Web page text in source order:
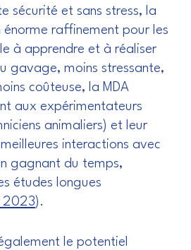
sécurité et sans stress, la
énorme raffinement pour les
à apprendre et à réaliser
gavage, moins stressante,
coûteuse, la MDA
aux expérimentateurs
animaliers) et leur
interactions avec
gagnant du temps,
études longues
2023).
le potentiel